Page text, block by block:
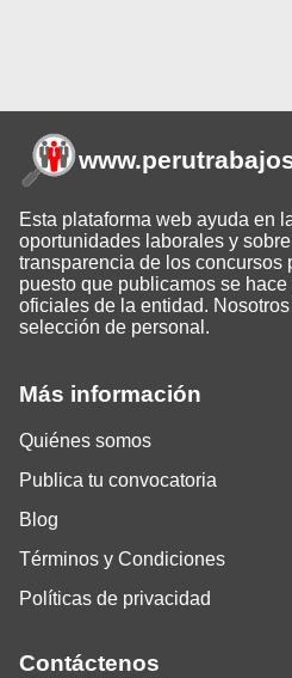
Más información
Quiénes somos
Publica tu convocatoria
Blog
Términos y Condiciones
Políticas de privacidad
Contáctenos
Esta plataforma web ayuda en
oportunidades laborales y
transparencia de los concursos
puesto que publicamos se
oficiales de la entidad.
selección de personal.